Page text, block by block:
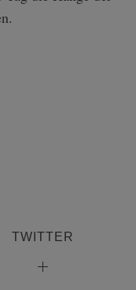
TWITTER